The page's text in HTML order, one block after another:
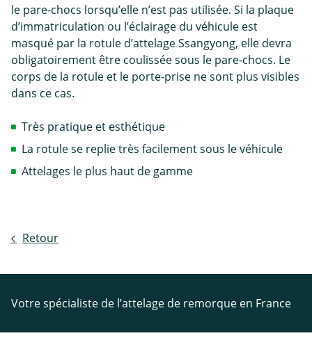
le pare-chocs lorsqu’elle n’est pas utilisée. Si la plaque
d’immatriculation ou l’éclairage du véhicule est
masqué par la rotule d’attelage Ssangyong, elle devra
obligatoirement être coulissée sous le pare-chocs. Le
corps de la rotule et le porte-prise ne sont plus visibles
dans ce cas.
Très pratique et esthétique
La rotule se replie très facilement sous le véhicule
Attelages le plus haut de gamme
Retour
Votre spécialiste de l’attelage de remorque en France